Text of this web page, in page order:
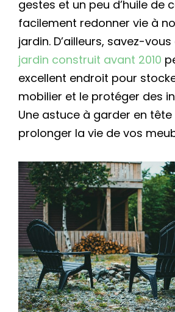
gestes et un peu d’huile de
facilement redonner vie à
jardin. D’ailleurs, savez-vous
jardin construit avant 2010
excellent endroit pour
mobilier et le protéger des
Une astuce à garder en
prolonger la vie de vos